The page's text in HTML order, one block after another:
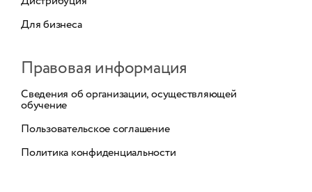
Для бизнеса
Правовая информация
Сведения об организации, осуществляющей
обучение
Пользовательское соглашение
Политика конфиденциальности